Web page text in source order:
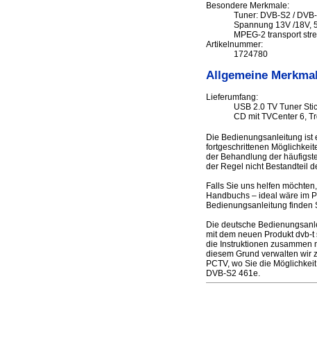
Besondere Merkmale:
Tuner: DVB-S2 /
Spannung 13V /18V,
MPEG-2 transport
Artikelnummer:
1724780
Allgemeine
Lieferumfang:
USB 2.0 TV Tuner
CD mit TVCenter 6,
Die Bedienungsanleitung ist
fortgeschrittenen
der Behandlung der
der Regel nicht Bestandteil
Falls Sie uns helfen
Handbuchs – ideal wäre im
Bedienungsanleitung finden
Die deutsche
mit dem neuen Produkt dvb-
die Instruktionen zusammen
diesem Grund verwalten wir
PCTV, wo Sie die
DVB-S2 461e.